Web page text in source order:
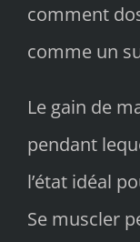
comment
comme un
Le gain de
pendant
l’état idéal
Se muscler